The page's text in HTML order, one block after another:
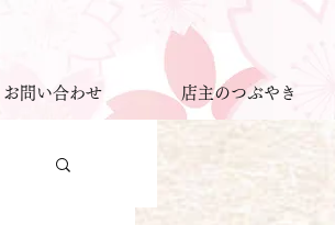
お問い合わせ 店主のつぶやき